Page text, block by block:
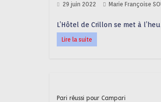
29 juin 2022 Marie Françoise
L’Hôtel de Crillon se met à
Lire la suite
Pari réussi pour Campari